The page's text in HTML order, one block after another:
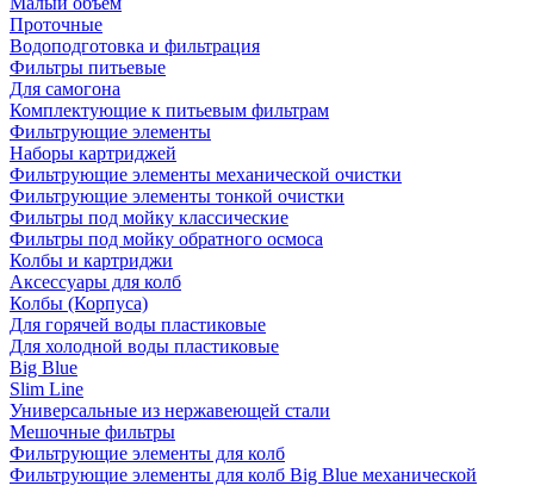
Проточные
Водоподготовка и фильтрация
Фильтры питьевые
Для самогона
Комплектующие к питьевым фильтрам
Фильтрующие элементы
Наборы картриджей
Фильтрующие элементы механической очистки
Фильтрующие элементы тонкой очистки
Фильтры под мойку классические
Фильтры под мойку обратного осмоса
Колбы и картриджи
Аксессуары для колб
Колбы (Корпуса)
Для горячей воды пластиковые
Для холодной воды пластиковые
Big Blue
Slim Line
Универсальные из нержавеющей стали
Мешочные фильтры
Фильтрующие элементы для колб
Фильтрующие элементы для колб Big Blue механической